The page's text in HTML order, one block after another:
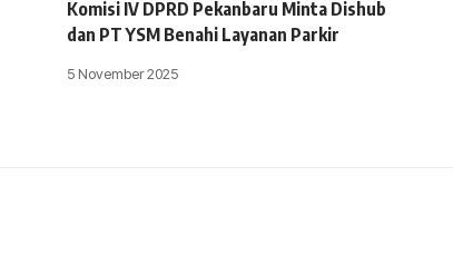
Komisi IV DPRD Pekanbaru Minta Dishub
dan PT YSM Benahi Layanan Parkir
5 November 2025